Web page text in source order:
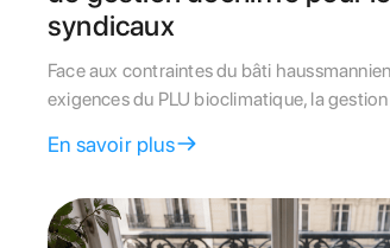
syndicaux
Face aux contraintes du bâti
exigences du PLU bioclimatique, la
livre les clés aux conseils syndicaux pour
En savoir plus